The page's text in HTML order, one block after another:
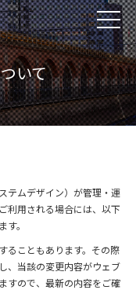
いて
テムデザイン）が管理・運
利用される場合には、以下
。
ることもあります。その際
、当該の変更内容がウェブ
すので、最新の内容をご確